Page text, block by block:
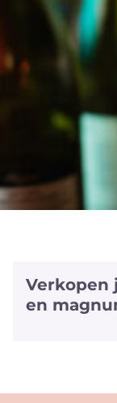
Verkopen
en